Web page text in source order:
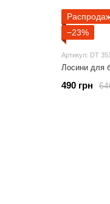
−23%
Артикул: DT
Лосини для
490 грн